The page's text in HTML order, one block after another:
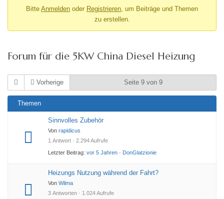
Bitte Anmelden oder Registrieren , um Beiträge und Themen
zu erstellen.
Forum für die 5KW China Diesel Heizung
Vorherige Seite 9 von 9
Themen
Sinnvolles Zubehör
Von rapidicus
1 Antwort · 2.294 Aufrufe
Letzter Beitrag: vor 5 Jahren · DonGlatzionie
Heizungs Nutzung während der Fahrt?
Von Wilma
3 Antworten · 1.024 Aufrufe